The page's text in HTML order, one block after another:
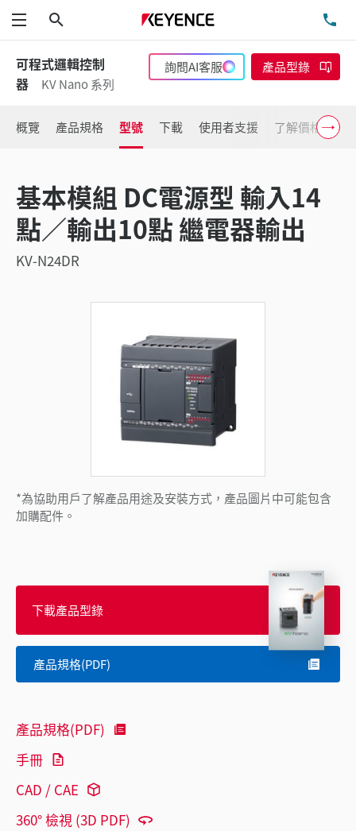
功能表
可程式邏輯控制
器
KV Nano 系列
詢問AI客服 產品型錄
概覽 產品規格 型號 下載 使用者支援 了解價格
基本模組 DC電源型 輸入14
點／輸出10點 繼電器輸出
KV-N24DR
*為協助用戶了解產品用途及安裝方式，產品圖片中可能包含
加購配件。
下載產品型錄
產品規格(PDF)
產品規格(PDF)
手冊
CAD / CAE
360° 檢視 (3D PDF)